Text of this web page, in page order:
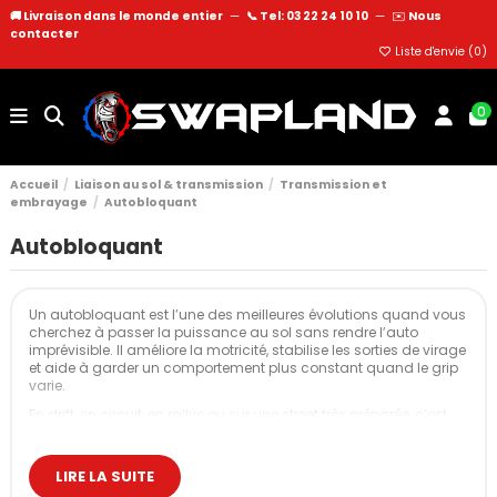
🚚 Livraison dans le monde entier — 📞 Tel: 03 22 24 10 10 — ✉️ Nous
contacter
Liste d'envie (0)
0
Accueil Liaison au sol & transmission
Transmission et
embrayage
Autobloquant
Autobloquant
Un autobloquant est l’une des meilleures évolutions quand vous
cherchez à passer la puissance au sol sans rendre l’auto
imprévisible. Il améliore la motricité, stabilise les sorties de virage
et aide à garder un comportement plus constant quand le grip
varie.
intérieure qui patine et une meilleure efficacité globale du
châssis.LIRE LA SUITE